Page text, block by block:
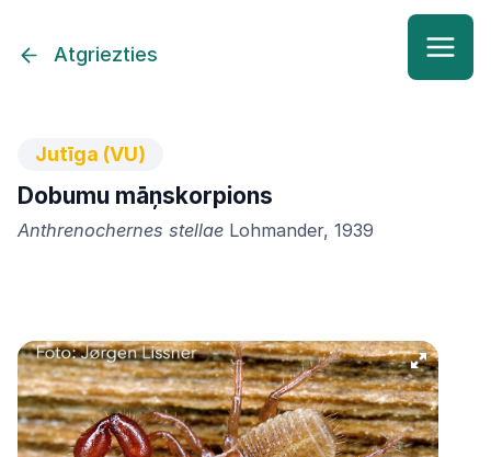
Atgriezties
Jutīga (VU)
Dobumu māņskorpions
Anthrenochernes stellae Lohmander, 1939